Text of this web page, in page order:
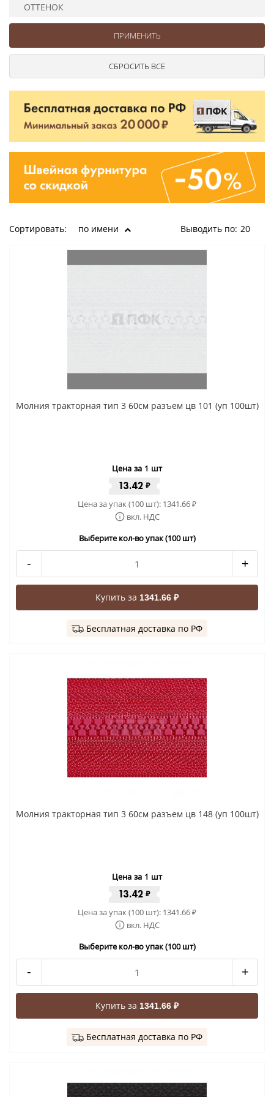
ОТТЕНОК
Сортировать: по имени Выводить по: 20
Молния тракторная тип 3 60см разъем цв 101 (уп 100шт)
Цена за 1 шт
13.42 ₽
Цена за упак (100 шт): 1341.66₽
вкл. НДС
Выберите кол-во упак (100 шт)
- +
Купить за 1341.66 ₽
Бесплатная доставка по РФ
Молния тракторная тип 3 60см разъем цв 148 (уп 100шт)
Цена за 1 шт
13.42 ₽
Цена за упак (100 шт): 1341.66₽
вкл. НДС
Выберите кол-во упак (100 шт)
- +
Купить за 1341.66 ₽
Бесплатная доставка по РФ
Ушковые
Шторные
Цепочки шарики с замком
Ткани
Шнуры
Сумочная фурнитура